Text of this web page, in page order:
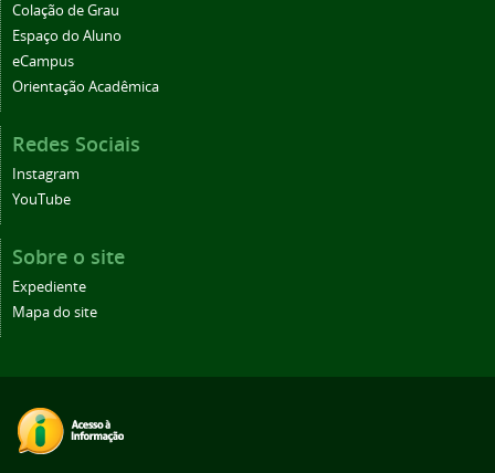
Colação de Grau
Espaço do Aluno
eCampus
Orientação Acadêmica
Redes Sociais
Instagram
YouTube
Sobre o site
Expediente
Mapa do site